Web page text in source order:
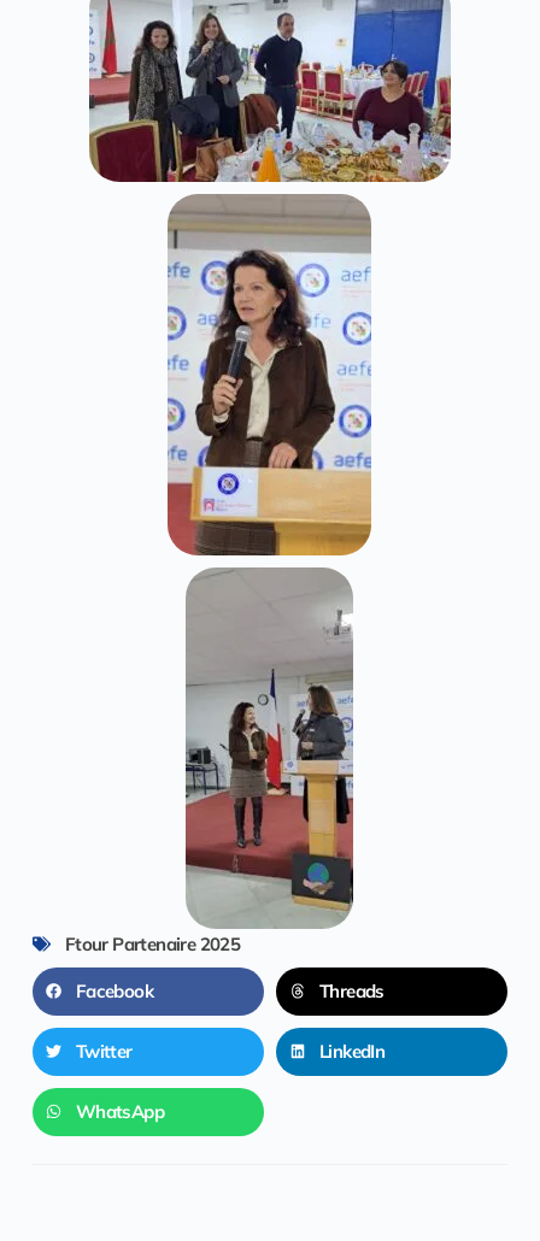
Ftour Partenaire 2025
Facebook Threads
Twitter LinkedIn
WhatsApp